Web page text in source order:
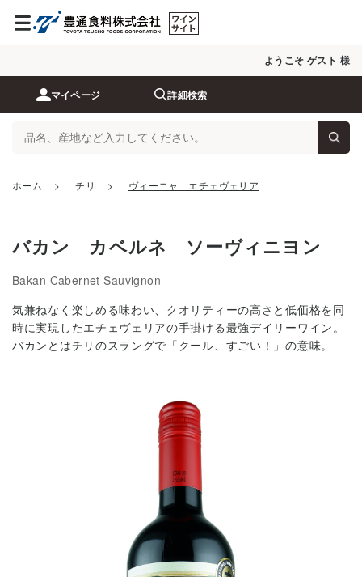
ようこそ ゲスト 様
マイページ 詳細検索
ホーム > チリ > ヴィーニャ エチェヴェリア
バカン カベルネ ソーヴィニヨン
Bakan Cabernet Sauvignon
気兼ねなく楽しめる味わい、クオリティーの高さと低価格を同
時に実現したエチェヴェリアの手掛ける最強デイリーワイン。
バカンとはチリのスラングで「クール、すごい！」の意味。